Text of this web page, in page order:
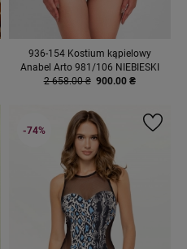
936-154 Kostium kąpielowy
Anabel Arto 981/106 NIEBIESKI
2 658.00 ₴ 900.00 ₴
-74%